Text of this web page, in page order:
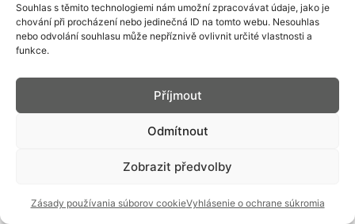
Souhlas s těmito technologiemi nám umožní zpracovávat údaje, jako je
chování při procházení nebo jedinečná ID na tomto webu. Nesouhlas
nebo odvolání souhlasu může nepříznivě ovlivnit určité vlastnosti a
funkce.
Příjmout
Odmítnout
Zobrazit předvolby
Zásady používania súborov cookieVyhlásenie o ochrane súkromia
© PRIM2026